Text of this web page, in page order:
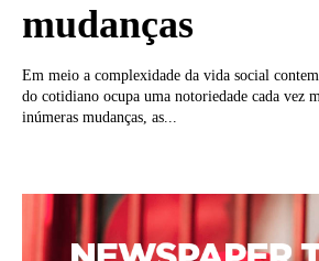
mudanças
Em meio a complexidade da vida social
do cotidiano ocupa uma notoriedade cada vez
inúmeras mudanças, as...